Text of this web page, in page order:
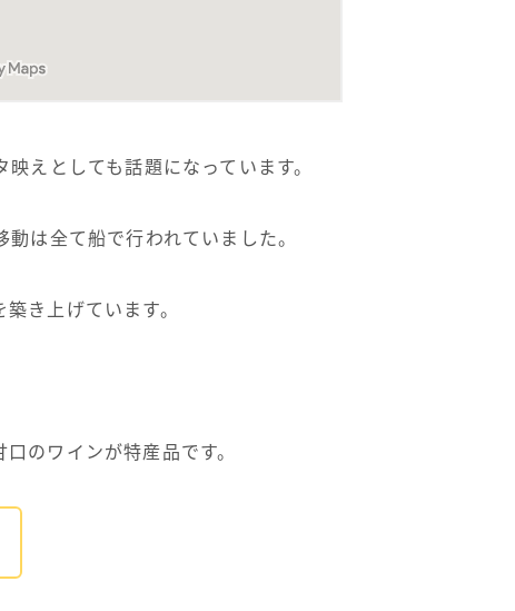
えとしても話題になっています。
は全て船で行われていました。
き上げています。
のワインが特産品です。